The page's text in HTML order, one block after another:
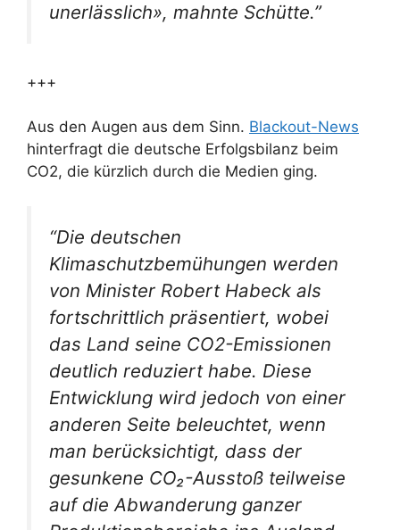
unerlässlich», mahnte Schütte.”
+++
Aus den Augen aus dem Sinn. Blackout-News
hinterfragt die deutsche Erfolgsbilanz beim
CO2, die kürzlich durch die Medien ging.
“Die deutschen
Klimaschutzbemühungen werden
von Minister Robert Habeck als
fortschrittlich präsentiert, wobei
das Land seine CO2-Emissionen
deutlich reduziert habe. Diese
Entwicklung wird jedoch von einer
anderen Seite beleuchtet, wenn
man berücksichtigt, dass der
gesunkene CO₂-Ausstoß teilweise
auf die Abwanderung ganzer